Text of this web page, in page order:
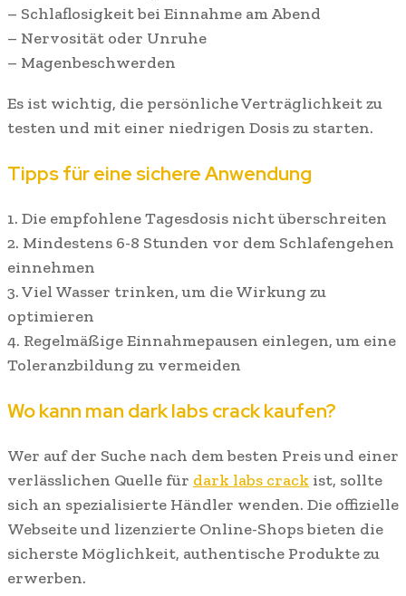
– Schlaflosigkeit bei Einnahme am Abend
– Nervosität oder Unruhe
– Magenbeschwerden
Es ist wichtig, die persönliche Verträglichkeit zu
testen und mit einer niedrigen Dosis zu starten.
Tipps für eine sichere Anwendung
1. Die empfohlene Tagesdosis nicht überschreiten
2. Mindestens 6-8 Stunden vor dem Schlafengehen
einnehmen
3. Viel Wasser trinken, um die Wirkung zu
optimieren
4. Regelmäßige Einnahmepausen einlegen, um eine
Toleranzbildung zu vermeiden
Wo kann man dark labs crack kaufen?
Wer auf der Suche nach dem besten Preis und einer
verlässlichen Quelle für dark labs crack ist, sollte
sich an spezialisierte Händler wenden. Die offizielle
Webseite und lizenzierte Online-Shops bieten die
sicherste Möglichkeit, authentische Produkte zu
erwerben.